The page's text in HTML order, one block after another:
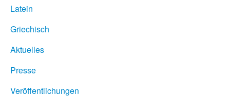
Latein
Griechisch
Aktuelles
Presse
Veröffentlichungen